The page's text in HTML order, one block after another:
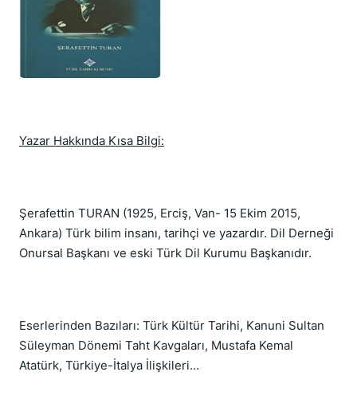
Yazar Hakkında Kısa Bilgi:
Şerafettin TURAN (1925, Erciş, Van- 15 Ekim 2015,
Ankara) Türk bilim insanı, tarihçi ve yazardır. Dil Derneği
Onursal Başkanı ve eski Türk Dil Kurumu Başkanıdır.
Eserlerinden Bazıları: Türk Kültür Tarihi, Kanuni Sultan
Süleyman Dönemi Taht Kavgaları, Mustafa Kemal
Atatürk, Türkiye-İtalya İlişkileri…